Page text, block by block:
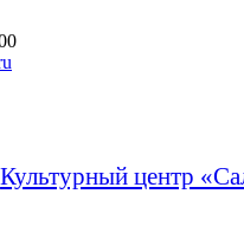
Культурный центр